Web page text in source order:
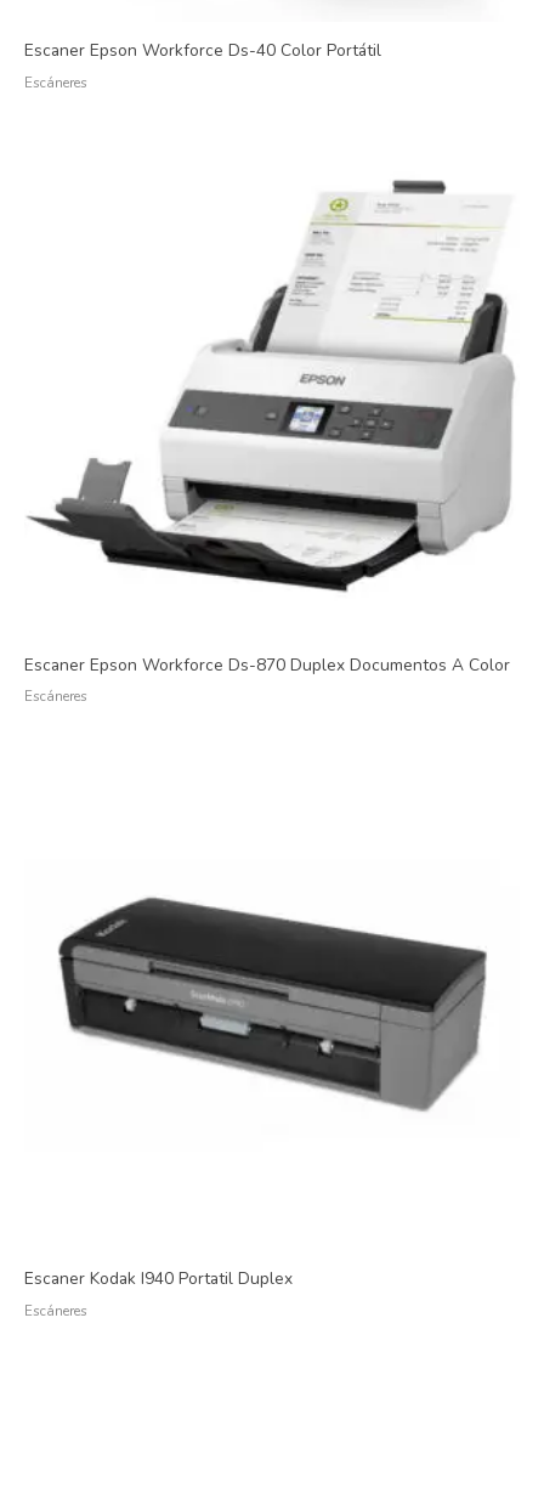
Escaner Epson Workforce Ds-40 Color Portátil
Escáneres
Escaner Epson Workforce Ds-870 Duplex Documentos A Color
Escáneres
Escaner Kodak I940 Portatil Duplex
Escáneres